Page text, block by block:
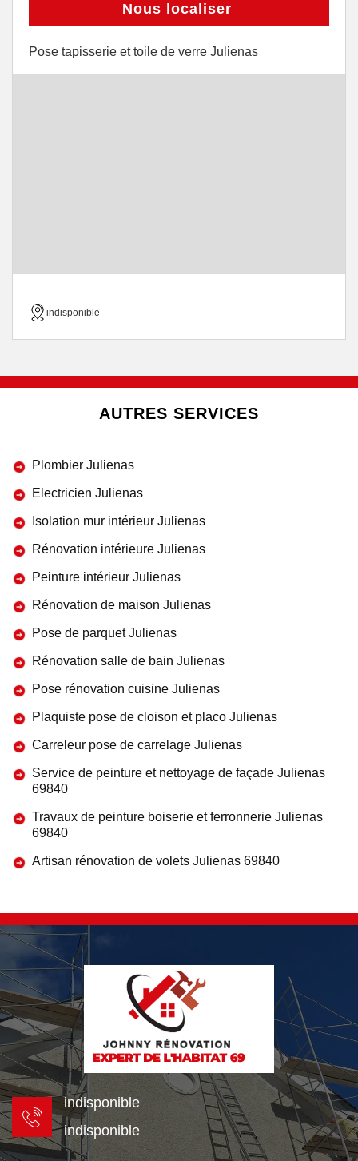
Nous localiser
Pose tapisserie et toile de verre Julienas
indisponible
AUTRES SERVICES
Plombier Julienas
Electricien Julienas
Isolation mur intérieur Julienas
Rénovation intérieure Julienas
Peinture intérieur Julienas
Rénovation de maison Julienas
Pose de parquet Julienas
Rénovation salle de bain Julienas
Pose rénovation cuisine Julienas
Plaquiste pose de cloison et placo Julienas
Carreleur pose de carrelage Julienas
Service de peinture et nettoyage de façade Julienas
69840
Travaux de peinture boiserie et ferronnerie Julienas
69840
Artisan rénovation de volets Julienas 69840
indisponible
indisponible